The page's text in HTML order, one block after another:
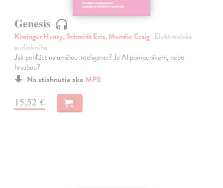
Genesis
Kissinger Henry, Schmidt Eric, Mundie Craig| Elektronická
audiokniha
Jak pohlížet na umělou inteligenci? Je AI pomocníkem, nebo
hrozbou?
Na stiahnutie ako MP3
15,52 €